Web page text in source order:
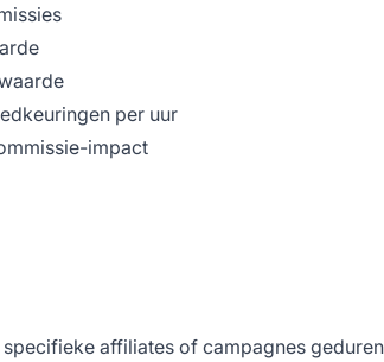
per uur
impact
affiliates of campagnes